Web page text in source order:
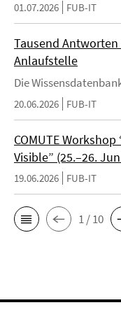
01.07.2026 FUB-IT
Tausend
Anlaufstelle
Die
20.06.2026 FUB-IT
COMUTE
Visible” (25.–26.
19.06.2026 FUB-IT
1 / 10